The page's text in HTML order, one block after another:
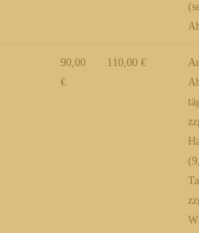
90,00
€
110,00 €